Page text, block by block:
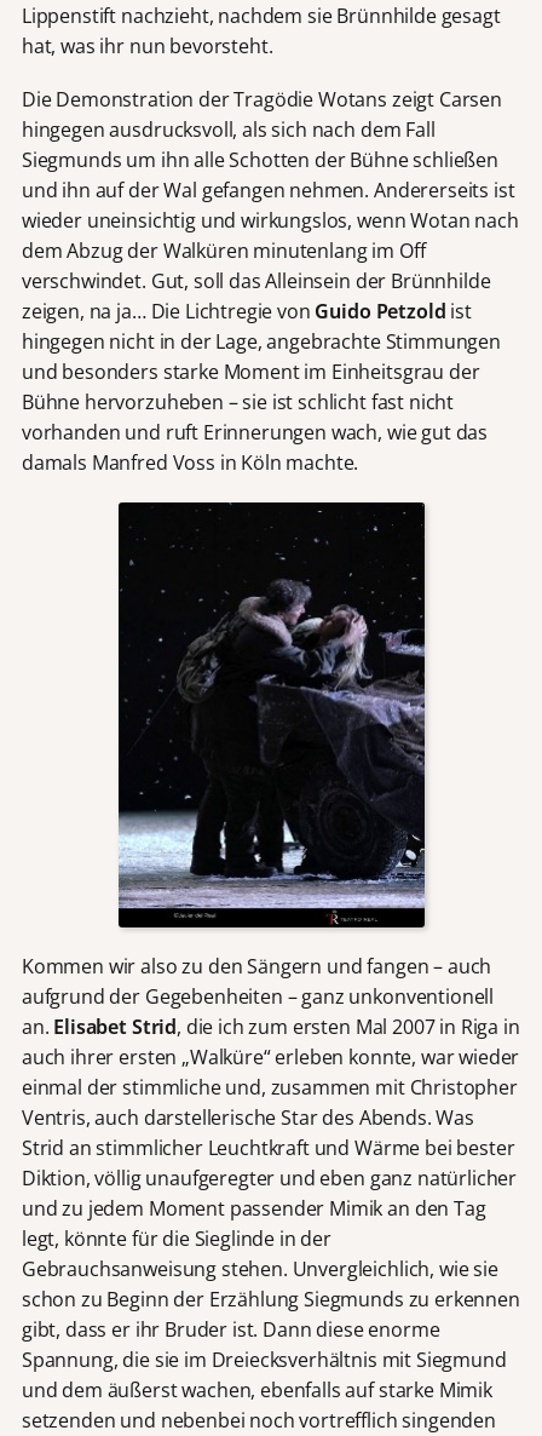
Lippenstift nachzieht, nachdem sie Brünnhilde gesagt
hat, was ihr nun bevorsteht.
Die Demonstration der Tragödie Wotans zeigt Carsen
hingegen ausdrucksvoll, als sich nach dem Fall
Siegmunds um ihn alle Schotten der Bühne schließen
und ihn auf der Wal gefangen nehmen. Andererseits ist
wieder uneinsichtig und wirkungslos, wenn Wotan nach
dem Abzug der Walküren minutenlang im Off
verschwindet. Gut, soll das Alleinsein der Brünnhilde
zeigen, na ja… Die Lichtregie von Guido Petzold ist
hingegen nicht in der Lage, angebrachte Stimmungen
und besonders starke Moment im Einheitsgrau der
Bühne hervorzuheben – sie ist schlicht fast nicht
vorhanden und ruft Erinnerungen wach, wie gut das
damals Manfred Voss in Köln machte.
Kommen wir also zu den Sängern und fangen – auch
aufgrund der Gegebenheiten – ganz unkonventionell
an. Elisabet Strid, die ich zum ersten Mal 2007 in Riga in
auch ihrer ersten „Walküre“ erleben konnte, war wieder
einmal der stimmliche und, zusammen mit Christopher
Ventris, auch darstellerische Star des Abends. Was
Strid an stimmlicher Leuchtkraft und Wärme bei bester
Diktion, völlig unaufgeregter und eben ganz natürlicher
und zu jedem Moment passender Mimik an den Tag
legt, könnte für die Sieglinde in der
Gebrauchsanweisung stehen. Unvergleichlich, wie sie
schon zu Beginn der Erzählung Siegmunds zu erkennen
gibt, dass er ihr Bruder ist. Dann diese enorme
Spannung, die sie im Dreiecksverhältnis mit Siegmund
und dem äußerst wachen, ebenfalls auf starke Mimik
setzenden und nebenbei noch vortrefflich singenden